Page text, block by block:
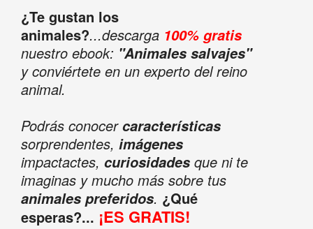
¿Te gustan los
animales?...descarga 100% gratis
nuestro ebook: "Animales salvajes"
y conviértete en un experto del reino
animal.
Podrás conocercaracterísticas
sorprendentes, imágenes
impactactes, curiosidadesque ni te
imaginas y mucho más sobre tus
animales preferidos. ¿Qué
esperas?... ¡ES GRATIS!